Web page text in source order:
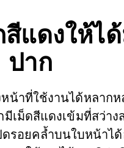
แดงให้ไ
ปาก
น้าที่ใช้งานได้หลาก
เม็ดสีแดงเข้มที่สว่า
อยคล้ำบนใบหน้าได้